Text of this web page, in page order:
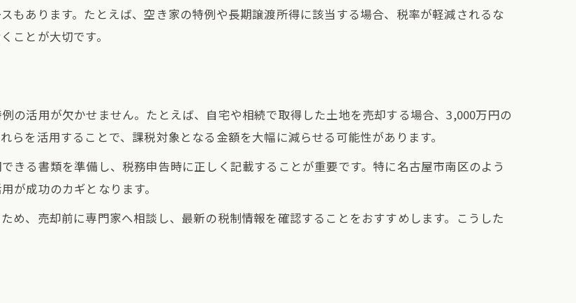
もあります。たとえば、空き家の特例や長期譲渡所得に該当する場合、税率が軽減されるな
ことが大切です。
の活用が欠かせません。たとえば、自宅や相続で取得した土地を売却する場合、3,000万円の
を活用することで、課税対象となる金額を大幅に減らせる可能性があります。
きる書類を準備し、税務申告時に正しく記載することが重要です。特に名古屋市南区のよう
が成功のカギとなります。
め、売却前に専門家へ相談し、最新の税制情報を確認することをおすすめします。こうした